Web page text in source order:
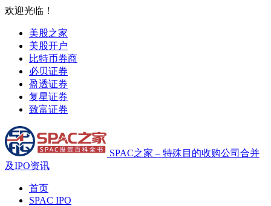
欢迎光临！
美股之家
美股开户
比特币券商
必贝证券
盈透证券
复星证券
致富证券
SPAC之家 – 特殊目的收购公司合并
及IPO资讯
首页
SPAC IPO